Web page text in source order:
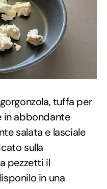
tuffa per
in abbondante
salata e lasciale
sulla
pezzetti il
in una